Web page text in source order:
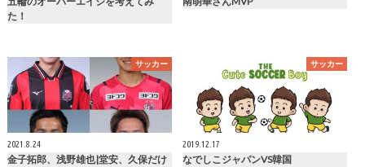
た！
サッカー
2021.8.24
金子拓郎、浅野雄也|堂安、久保だけ
サッカー
2019.12.17
なでしこジャパンVS韓国